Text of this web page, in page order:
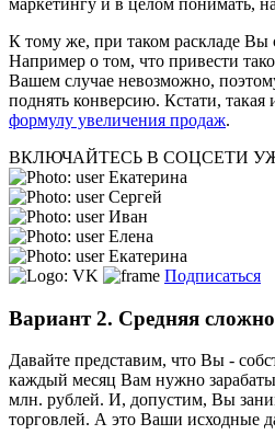
маркетингу и в целом понимать,
К тому же, при таком раскладе Вы
Например о том, что привести
Вашем случае невозможно,
поднять конверсию. Кстати, такая
формулу увеличения продаж.
ВКЛЮЧАЙТЕСЬ В СОЦСЕТИ
Екатерина
Сергей
Иван
Елена
Екатерина
Подписаться
Вариант 2. Средняя
Давайте представим, что Вы -
каждый месяц Вам нужно
млн. рублей. И, допустим, Вы
торговлей. А это Ваши исходные